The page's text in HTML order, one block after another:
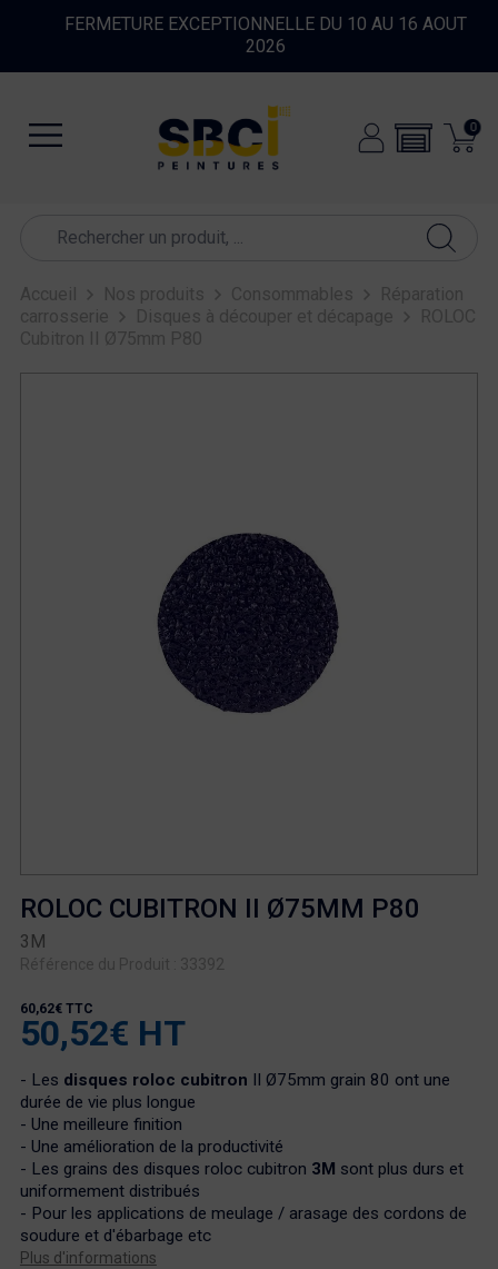
FERMETURE EXCEPTIONNELLE DU 10 AU 16 AOUT
2026
0
Accueil Nos produits Consommables
Réparation
carrosserie
Disques à découper et décapage
ROLOC
Cubitron II Ø75mm P80
ROLOC CUBITRON II Ø75MM P80
3M
Référence du Produit : 33392
50,52€ HT
60,62€ TTC
- Les disques roloc cubitron II Ø75mm grain 80 ont une
durée de vie plus longue
- Une meilleure finition
- Une amélioration de la productivité
- Les grains des disques roloc cubitron 3M sont plus durs et
uniformement distribués
- Pour les applications de meulage / arasage des cordons de
soudure et d'ébarbage etc
Plus d'informations